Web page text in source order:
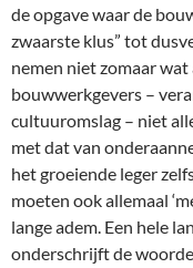
de opgave waar de
zwaarste klus” tot
nemen niet zomaar
bouwwerkgevers –
cultuuromslag – niet
met dat van
het groeiende leger
moeten ook allemaal
lange adem. Een hele
onderschrijft de